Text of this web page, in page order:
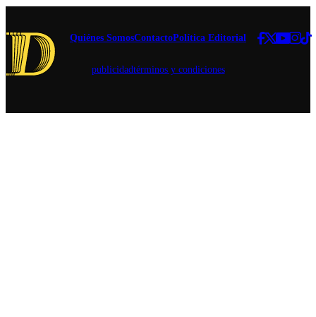
duda.
Quiénes SomosContactoPolítica Editorial
publicidadtérminos y condiciones